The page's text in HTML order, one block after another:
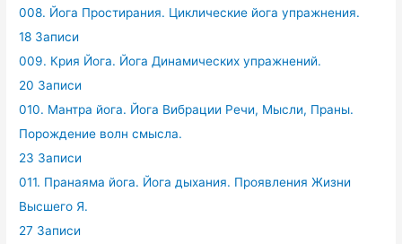
008. Йога Простирания. Циклические йога упражнения.
18 Записи
009. Крия Йога. Йога Динамических упражнений.
20 Записи
010. Мантра йога. Йога Вибрации Речи, Мысли, Праны.
Порождение волн смысла.
23 Записи
011. Пранаяма йога. Йога дыхания. Проявления Жизни
Высшего Я.
27 Записи